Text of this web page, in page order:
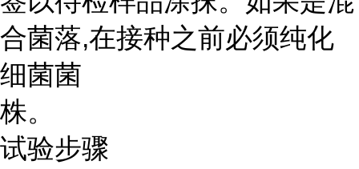
合菌落,在接种之前必须纯化
细菌菌
株。
试验步骤